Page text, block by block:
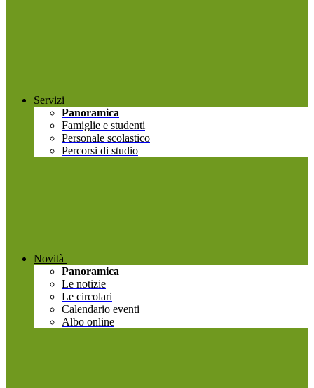
Servizi
Panoramica
Famiglie e studenti
Personale scolastico
Percorsi di studio
Novità
Panoramica
Le notizie
Le circolari
Calendario eventi
Albo online